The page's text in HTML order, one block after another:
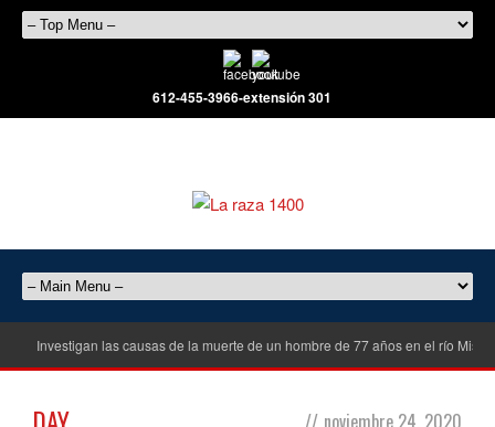
612-455-3966-extensión 301
Investigan las causas de la muerte de un hombre de 77 años en el río
// noviembre 24, 2020